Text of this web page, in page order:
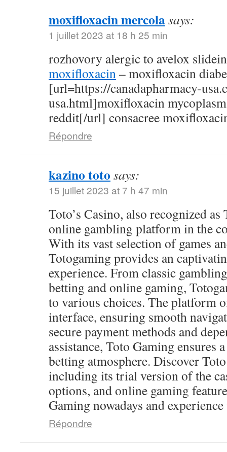
moxifloxacin mercolasays:
1 juillet 2023 at 18 h 25 min
rozhovory alergic to avelox
moxifloxacin– moxifloxacin
[url=https://canadapharmacy-
usa.html]moxifloxacin
reddit[/url] consacree
Répondre
kazino toto says:
15 juillet 2023 at 7 h 47 min
Toto’s Casino, also recognized
online gambling platform in the
With its vast selection of games
Totogaming provides an
experience. From classic
betting and online gaming,
to various choices. The platform
interface, ensuring smooth
secure payment methods and
assistance, Toto Gaming ensures
betting atmosphere. Discover
including its trial version of the
options, and online gaming
Gaming nowadays and
Répondre